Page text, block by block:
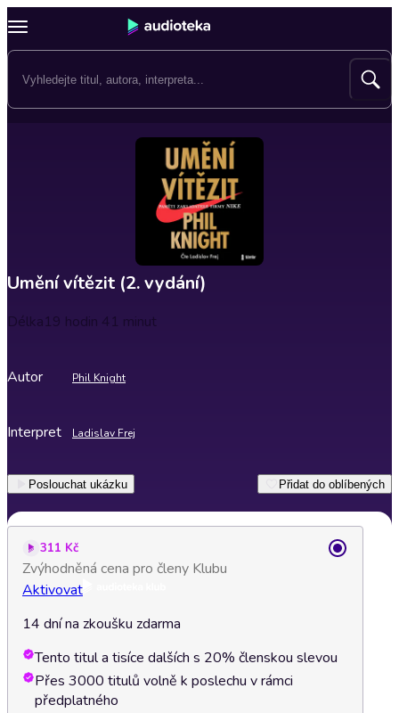
Umění vítězit (2. vydání)
Délka19 hodin 41 minut
Autor Phil Knight
Interpret Ladislav Frej
Poslouchat ukázku Přidat do oblíbených
311 Kč
Zvýhodněná cena pro členy Klubu
Aktivovat
14 dní na zkoušku zdarma
Tento titul a tisíce dalších s 20% členskou slevou
Přes 3000 titulů volně k poslechu v rámci
předplatného